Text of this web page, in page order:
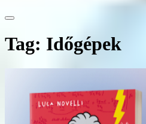
Tag: Időgépek